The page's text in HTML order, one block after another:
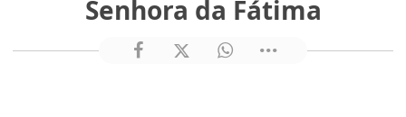
Senhora da Fátima